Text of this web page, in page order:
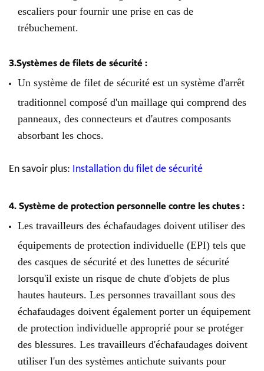
escaliers pour fournir une prise en cas de
trébuchement.
3.Systèmes de filets de sécurité :
Un système de filet de sécurité est un système d'arrêt
traditionnel composé d'un maillage qui comprend des
panneaux, des connecteurs et d'autres composants
absorbant les chocs.
En savoir plus: Installation du filet de sécurité
4. Système de protection personnelle contre les chutes :
Les travailleurs des échafaudages doivent utiliser des
équipements de protection individuelle (EPI) tels que
des casques de sécurité et des lunettes de sécurité
lorsqu'il existe un risque de chute d'objets de plus
hautes hauteurs. Les personnes travaillant sous des
échafaudages doivent également porter un équipement
de protection individuelle approprié pour se protéger
des blessures. Les travailleurs d'échafaudages doivent
utiliser l'un des systèmes antichute suivants pour